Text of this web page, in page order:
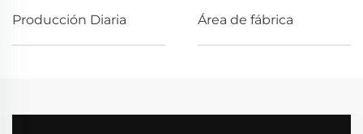
Producción Diaria Área de fábrica